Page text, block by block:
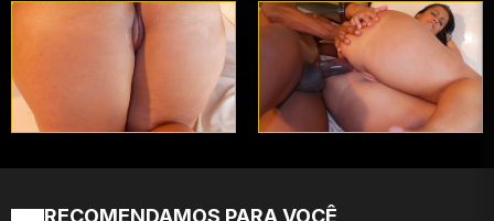
RECOMENDAMOS PARA VOCÊ